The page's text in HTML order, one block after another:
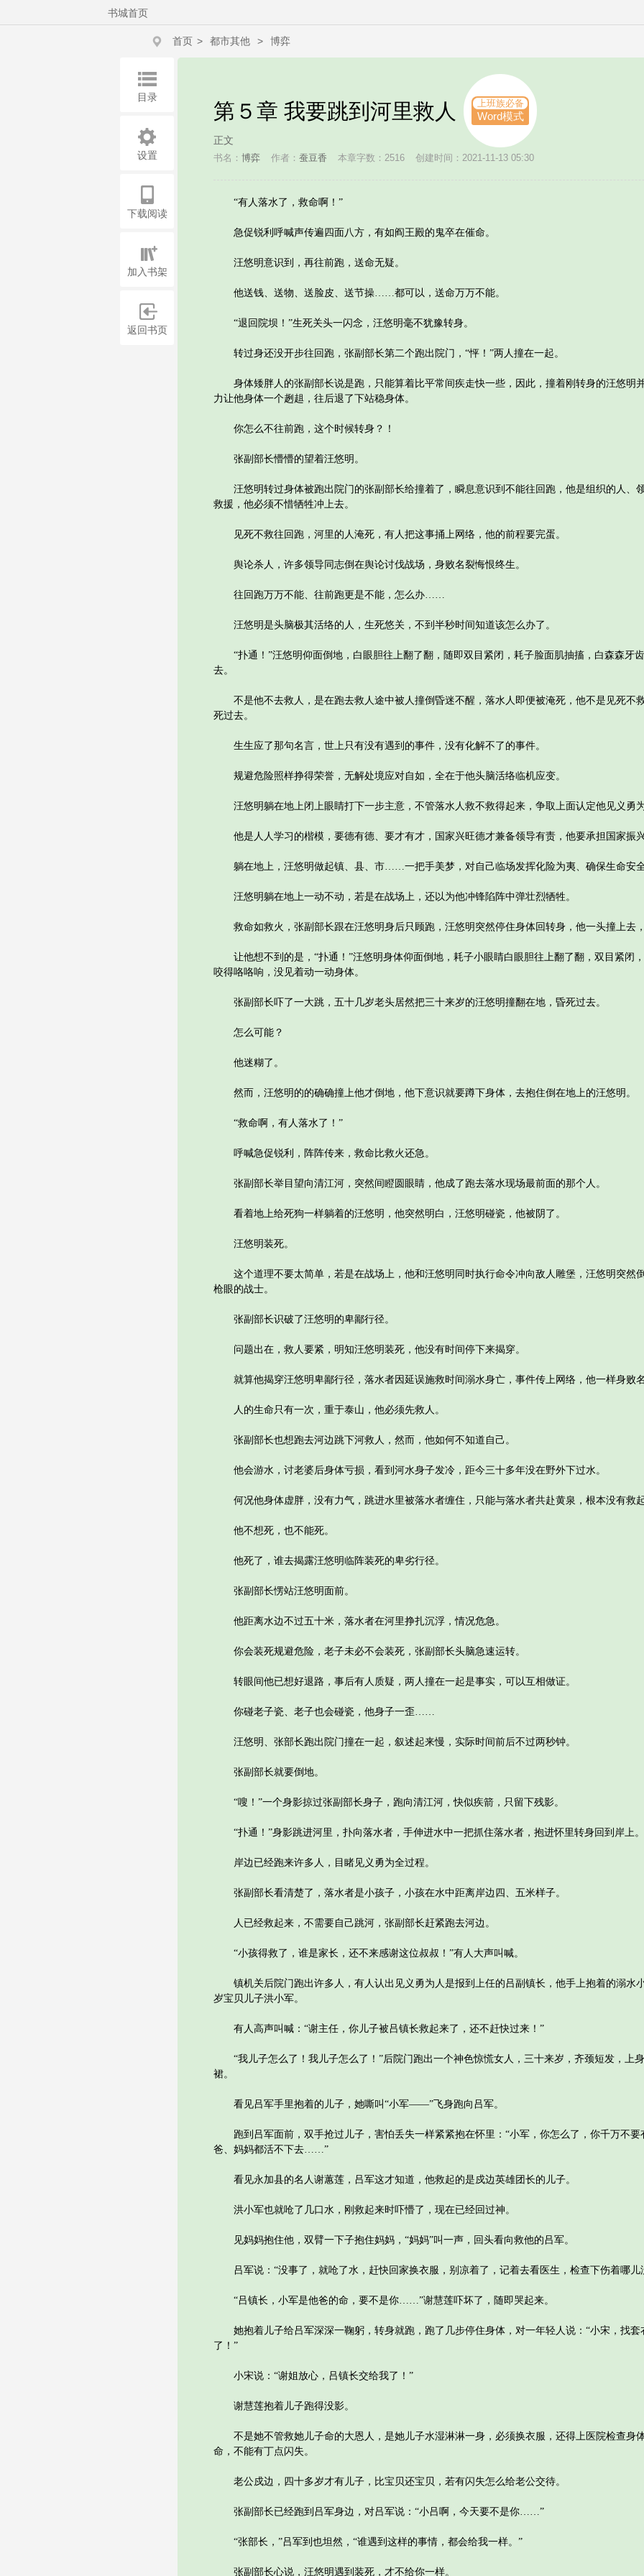
书城首页
首页 > 都市其他 > 博弈
第５章 我要跳到河里救人 上班族必备
Word模式
正文
书名： 博弈 作者： 蚕豆香 本章字数：2516 创建时间：2021-11-13 05:30
“有人落水了，救命啊！”
急促锐利呼喊声传遍四面八方，有如阎王殿的鬼卒在催命。
汪悠明意识到，再往前跑，送命无疑。
他送钱、送物、送脸皮、送节操……都可以，送命万万不能。
“退回院坝！”生死关头一闪念，汪悠明毫不犹豫转身。
转过身还没开步往回跑，张副部长第二个跑出院门，“怦！”两人撞在一起。
身体矮胖人的张副部长说是跑，只能算着比平常间疾走快一些，因此，撞着刚转身的汪悠明
力让他身体一个趔趄，往后退了下站稳身体。
你怎么不往前跑，这个时候转身？！
张副部长懵懵的望着汪悠明。
汪悠明转过身体被跑出院门的张副部长给撞着了，瞬息意识到不能往回跑，他是组织的人、
救援，他必须不惜牺牲冲上去。
见死不救往回跑，河里的人淹死，有人把这事捅上网络，他的前程要完蛋。
舆论杀人，许多领导同志倒在舆论讨伐战场，身败名裂悔恨终生。
往回跑万万不能、往前跑更是不能，怎么办……
汪悠明是头脑极其活络的人，生死悠关，不到半秒时间知道该怎么办了。
“扑通！”汪悠明仰面倒地，白眼胆往上翻了翻，随即双目紧闭，耗子脸面肌抽搐，白森森牙
去。
不是他不去救人，是在跑去救人途中被人撞倒昏迷不醒，落水人即便被淹死，他不是见死不
死过去。
生生应了那句名言，世上只有没有遇到的事件，没有化解不了的事件。
规避危险照样挣得荣誉，无解处境应对自如，全在于他头脑活络临机应变。
汪悠明躺在地上闭上眼睛打下一步主意，不管落水人救不救得起来，争取上面认定他见义勇
他是人人学习的楷模，要德有德、要才有才，国家兴旺德才兼备领导有责，他要承担国家振
躺在地上，汪悠明做起镇、县、市……一把手美梦，对自己临场发挥化险为夷、确保生命安
汪悠明躺在地上一动不动，若是在战场上，还以为他冲锋陷阵中弹壮烈牺牲。
救命如救火，张副部长跟在汪悠明身后只顾跑，汪悠明突然停住身体回转身，他一头撞上去
让他想不到的是，“扑通！”汪悠明身体仰面倒地，耗子小眼睛白眼胆往上翻了翻，双目紧闭
咬得咯咯响，没见着动一动身体。
张副部长吓了一大跳，五十几岁老头居然把三十来岁的汪悠明撞翻在地，昏死过去。
怎么可能？
他迷糊了。
然而，汪悠明的的确确撞上他才倒地，他下意识就要蹲下身体，去抱住倒在地上的汪悠明。
“救命啊，有人落水了！”
呼喊急促锐利，阵阵传来，救命比救火还急。
张副部长举目望向清江河，突然间瞪圆眼睛，他成了跑去落水现场最前面的那个人。
看着地上给死狗一样躺着的汪悠明，他突然明白，汪悠明碰瓷，他被阴了。
汪悠明装死。
这个道理不要太简单，若是在战场上，他和汪悠明同时执行命令冲向敌人雕堡，汪悠明突然
枪眼的战士。
张副部长识破了汪悠明的卑鄙行径。
问题出在，救人要紧，明知汪悠明装死，他没有时间停下来揭穿。
就算他揭穿汪悠明卑鄙行径，落水者因延误施救时间溺水身亡，事件传上网络，他一样身败
人的生命只有一次，重于泰山，他必须先救人。
张副部长也想跑去河边跳下河救人，然而，他如何不知道自己。
他会游水，讨老婆后身体亏损，看到河水身子发冷，距今三十多年没在野外下过水。
何况他身体虚胖，没有力气，跳进水里被落水者缠住，只能与落水者共赴黄泉，根本没有救
他不想死，也不能死。
他死了，谁去揭露汪悠明临阵装死的卑劣行径。
张副部长愣站汪悠明面前。
他距离水边不过五十米，落水者在河里挣扎沉浮，情况危急。
你会装死规避危险，老子未必不会装死，张副部长头脑急速运转。
转眼间他已想好退路，事后有人质疑，两人撞在一起是事实，可以互相做证。
你碰老子瓷、老子也会碰瓷，他身子一歪……
汪悠明、张部长跑出院门撞在一起，叙述起来慢，实际时间前后不过两秒钟。
张副部长就要倒地。
“嗖！”一个身影掠过张副部长身子，跑向清江河，快似疾箭，只留下残影。
“扑通！”身影跳进河里，扑向落水者，手伸进水中一把抓住落水者，抱进怀里转身回到岸上。
岸边已经跑来许多人，目睹见义勇为全过程。
张副部长看清楚了，落水者是小孩子，小孩在水中距离岸边四、五米样子。
人已经救起来，不需要自己跳河，张副部长赶紧跑去河边。
“小孩得救了，谁是家长，还不来感谢这位叔叔！”有人大声叫喊。
镇机关后院门跑出许多人，有人认出见义勇为人是报到上任的吕副镇长，他手上抱着的溺水
岁宝贝儿子洪小军。
有人高声叫喊：“谢主任，你儿子被吕镇长救起来了，还不赶快过来！”
“我儿子怎么了！我儿子怎么了！”后院门跑出一个神色惊慌女人，三十来岁，齐颈短发，上
裙。
看见吕军手里抱着的儿子，她嘶叫“小军——”飞身跑向吕军。
跑到吕军面前，双手抢过儿子，害怕丢失一样紧紧抱在怀里：“小军，你怎么了，你千万不要
爸、妈妈都活不下去……”
看见永加县的名人谢蕙莲，吕军这才知道，他救起的是戍边英雄团长的儿子。
洪小军也就呛了几口水，刚救起来时吓懵了，现在已经回过神。
见妈妈抱住他，双臂一下子抱住妈妈，“妈妈”叫一声，回头看向救他的吕军。
吕军说：“没事了，就呛了水，赶快回家换衣服，别凉着了，记着去看医生，检查下伤着哪儿
“吕镇长，小军是他爸的命，要不是你……”谢慧莲吓坏了，随即哭起来。
她抱着儿子给吕军深深一鞠躬，转身就跑，跑了几步停住身体，对一年轻人说：“小宋，找套
了！”
小宋说：“谢姐放心，吕镇长交给我了！”
谢慧莲抱着儿子跑得没影。
不是她不管救她儿子命的大恩人，是她儿子水湿淋淋一身，必须换衣服，还得上医院检查身
命，不能有丁点闪失。
老公戍边，四十多岁才有儿子，比宝贝还宝贝，若有闪失怎么给老公交待。
张副部长已经跑到吕军身边，对吕军说：“小吕啊，今天要不是你……”
“张部长，”吕军到也坦然，“谁遇到这样的事情，都会给我一样。”
张副部长心说，汪悠明遇到装死，才不给你一样。
目录
设置
下载阅读
加入书架
返回书页